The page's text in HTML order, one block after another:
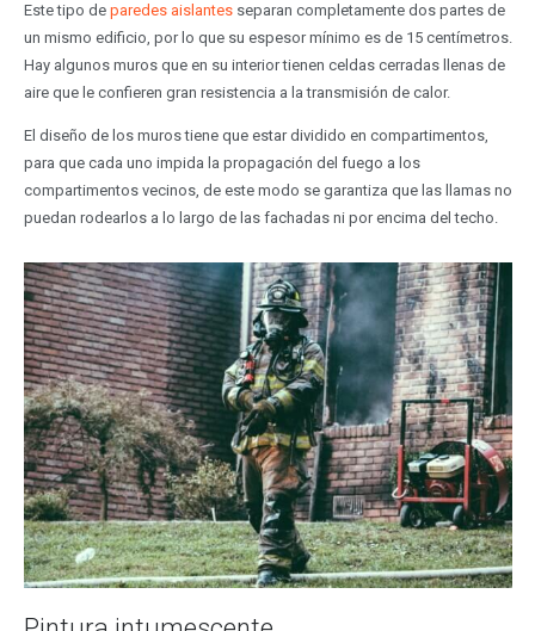
Este tipo de paredes aislantesseparan completamente dos partes de
un mismo edificio, por lo que su espesor mínimo es de 15 centímetros.
Hay algunos muros que en su interior tienen celdas cerradas llenas de
aire que le confieren gran resistencia a la transmisión de calor.
El diseño de los muros tiene que estar dividido en compartimentos,
para que cada uno impida la propagación del fuego a los
compartimentos vecinos, de este modo se garantiza que las llamas no
puedan rodearlos a lo largo de las fachadas ni por encima del techo.